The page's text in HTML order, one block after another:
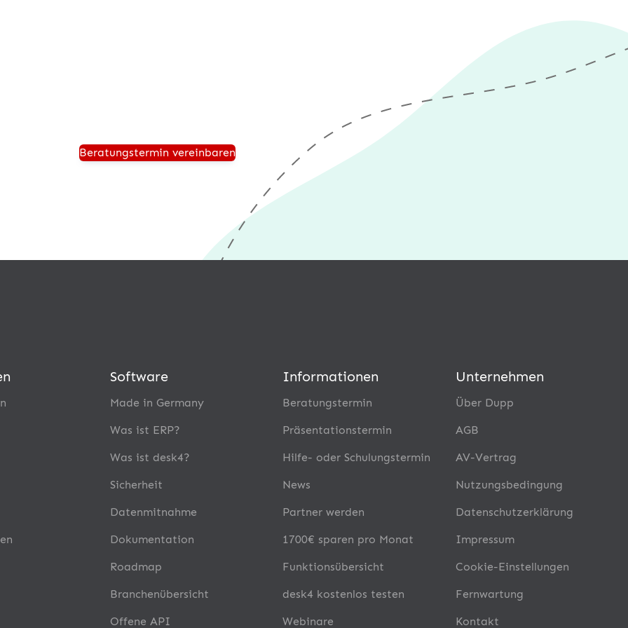
Beratungstermin vereinbaren
Software
Made in Germany
Was ist ERP?
Was ist desk4?
Sicherheit
Datenmitnahme
Dokumentation
Roadmap
Branchenübersicht
Offene API
Informationen
Beratungstermin
Präsentationstermin
Hilfe- oder Schulungstermin
News
Partner werden
1700€ sparen pro Monat
Funktionsübersicht
desk4 kostenlos testen
Webinare
Unternehmen
Über Dupp
AGB
AV-Vertrag
Nutzungsbedingung
Datenschutzerklärung
Impressum
Cookie-Einstellungen
Fernwartung
Kontakt